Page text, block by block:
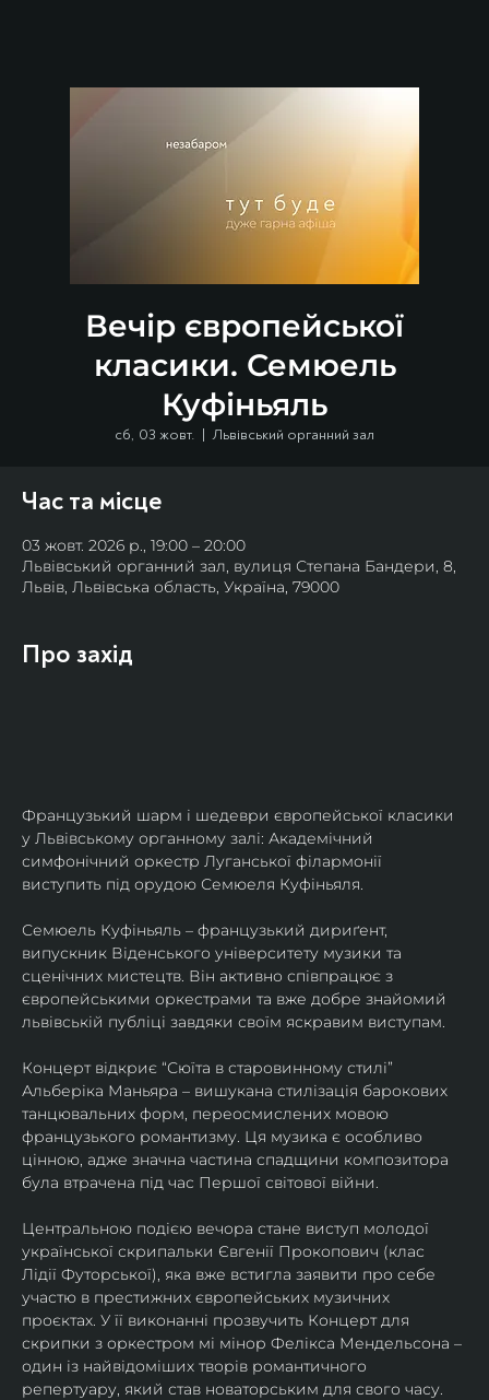
Вечір європейської
класики. Семюель
Куфіньяль
сб, 03 жовт.
  |
Львівський органний зал
Час та місце
03 жовт. 2026 р., 19:00 – 20:00
Львівський органний зал, вулиця Степана Бандери, 8,
Львів, Львівська область, Україна, 79000
Про захід
Французький шарм і шедеври європейської класики
у Львівському органному залі: Академічний
симфонічний оркестр Луганської філармонії
виступить під орудою Семюеля Куфіньяля.
Семюель Куфіньяль – французький дириґент,
випускник Віденського університету музики та
сценічних мистецтв. Він активно співпрацює з
європейськими оркестрами та вже добре знайомий
львівській публіці завдяки своїм яскравим виступам.
Концерт відкриє “Сюїта в старовинному стилі”
Альберіка Маньяра – вишукана стилізація барокових
танцювальних форм, переосмислених мовою
французького романтизму. Ця музика є особливо
цінною, адже значна частина спадщини композитора
була втрачена під час Першої світової війни.
Центральною подією вечора стане виступ молодої
української скрипальки Євгенії Прокопович (клас
Лідії Футорської), яка вже встигла заявити про себе
участю в престижних європейських музичних
проєктах. У її виконанні прозвучить Концерт для
скрипки з оркестром мі мінор Фелікса Мендельсона –
один із найвідоміших творів романтичного
репертуару, який став новаторським для свого часу.